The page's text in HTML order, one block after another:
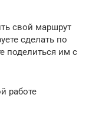
свой ​​маршрут
сделать по
поделиться им с
работе